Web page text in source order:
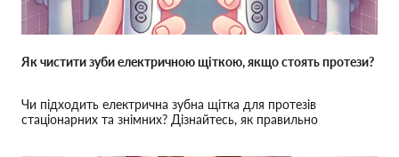
Як чистити зуби електричною щіткою, якщо стоять протези?
Чи підходить електрична зубна щітка для протезів
стаціонарних та знімних? Дізнайтесь, як правильно